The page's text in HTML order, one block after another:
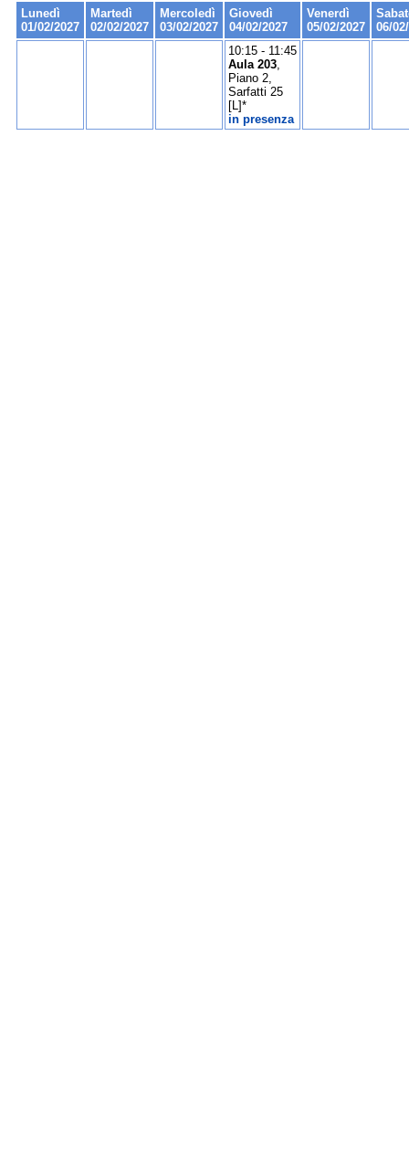
Lunedì
01/02/2027
Martedì
02/02/2027
Mercoledì
03/02/2027
Giovedì
04/02/2027
Venerdì
05/02/2027
06/
10:15 - 11:45
Aula 203,
Piano 2,
Sarfatti 25
[L]*
in presenza